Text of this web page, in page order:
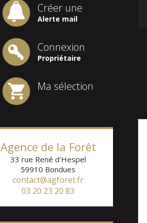
Créer une
Alerte mail
Connexion
Propriétaire
Ma sélection
Agence de la Forêt
33 rue René d'Hespel
59910 Bondues
contact@agforet.fr
03 20 23 20 83